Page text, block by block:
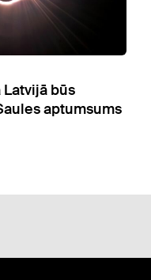
būs
aptumsums